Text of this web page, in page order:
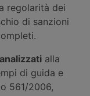
regolarità dei
di sanzioni
alla
di guida e
561/2006,